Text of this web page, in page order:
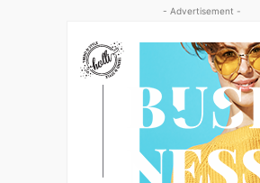
- Advertisement -